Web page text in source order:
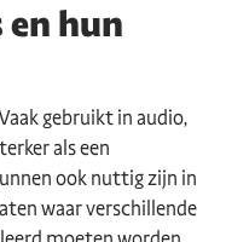
en hun
gebruikt in audio,
als een
ook nuttig zijn in
waar verschillende